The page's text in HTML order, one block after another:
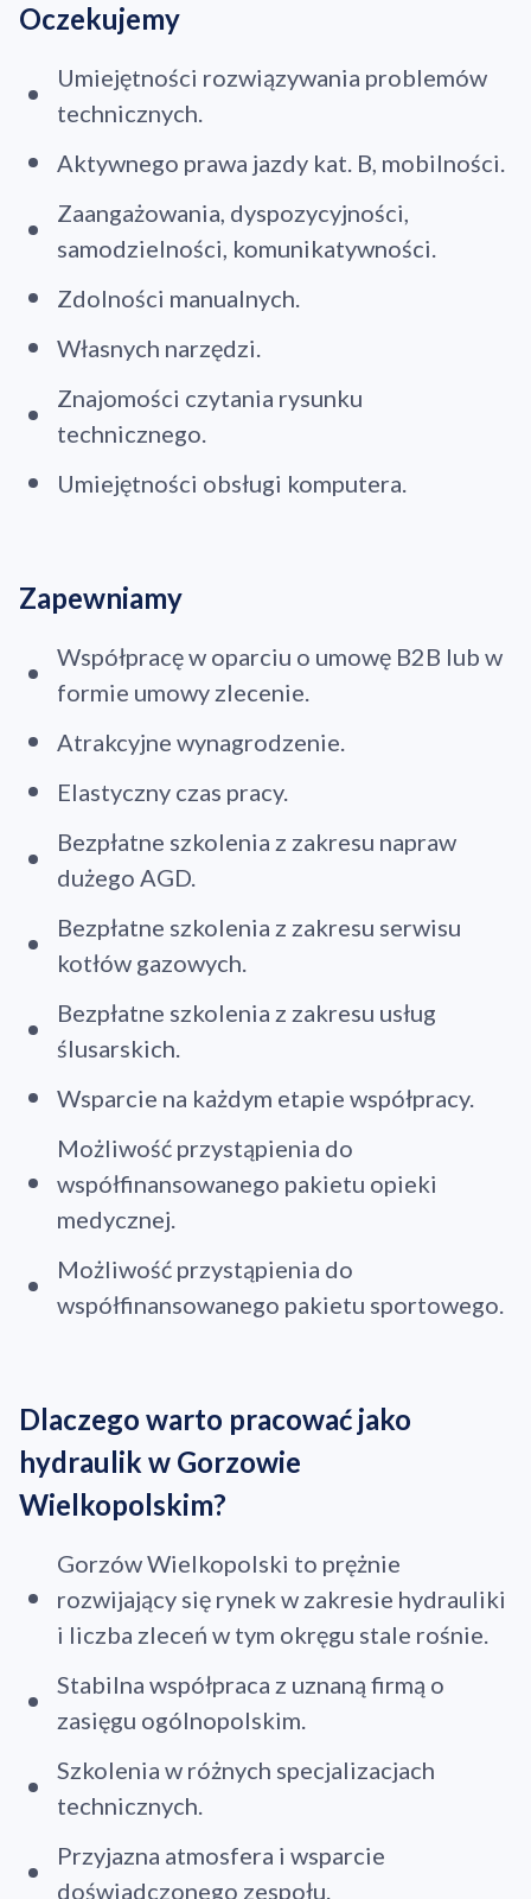
Oczekujemy
Umiejętności rozwiązywania problemów
technicznych.
Aktywnego prawa jazdy kat. B, mobilności.
Zaangażowania, dyspozycyjności,
samodzielności, komunikatywności.
Zdolności manualnych.
Własnych narzędzi.
Znajomości czytania rysunku
technicznego.
Umiejętności obsługi komputera.
Zapewniamy
Współpracę w oparciu o umowę B2B lub w
formie umowy zlecenie.
Atrakcyjne wynagrodzenie.
Elastyczny czas pracy.
Bezpłatne szkolenia z zakresu napraw
dużego AGD.
Bezpłatne szkolenia z zakresu serwisu
kotłów gazowych.
Bezpłatne szkolenia z zakresu usług
ślusarskich.
Wsparcie na każdym etapie współpracy.
Możliwość przystąpienia do
współfinansowanego pakietu opieki
medycznej.
Możliwość przystąpienia do
współfinansowanego pakietu sportowego.
Dlaczego warto pracować jako
hydraulik w Gorzowie
Wielkopolskim?
Gorzów Wielkopolski to prężnie
rozwijający się rynek w zakresie hydrauliki
i liczba zleceń w tym okręgu stale rośnie.
Stabilna współpraca z uznaną firmą o
zasięgu ogólnopolskim.
Szkolenia w różnych specjalizacjach
technicznych.
Przyjazna atmosfera i wsparcie
doświadczonego zespołu.